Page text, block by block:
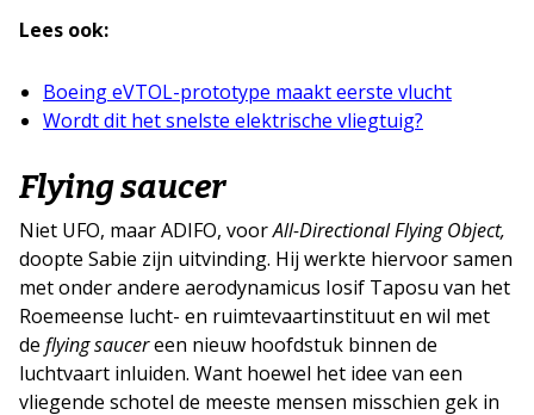
Lees ook:
Boeing eVTOL-prototype maakt eerste vlucht
Wordt dit het snelste elektrische vliegtuig?
Flying saucer
Niet UFO, maar ADIFO, voorAll-Directional Flying Object,
doopte Sabie zijn uitvinding. Hij werkte hiervoor samen
met onder andere aerodynamicus Iosif Taposu van het
Roemeense lucht- en ruimtevaartinstituut en wil met
de flying saucereen nieuw hoofdstuk binnen de
luchtvaart inluiden. Want hoewel het idee van een
vliegende schotel de meeste mensen misschien gek in